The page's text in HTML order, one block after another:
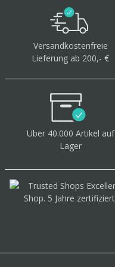
Versandkostenfreie
Lieferung ab 200,- €
Über 40.000 Artikel auf
Lager